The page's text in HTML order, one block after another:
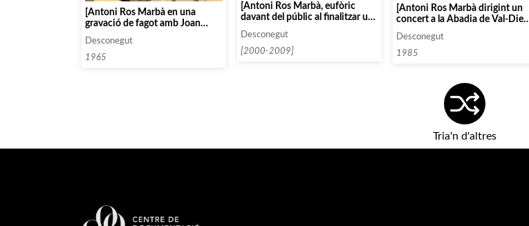
[Antoni Ros Marbà en una
gravació de fagot amb Joan
Carbonell i Manuel Calsina]
Desconegut
1965
[Antoni Ros Marbà, eufòric
davant del públic al finalitzar un
concert]
Desconegut
[2000-2009]
[Antoni Ros Marbà dirigint un
concert a la Abadia de Val-Dieu
a Bèlgica]
Desconegut
1985
Tria'n d'altres